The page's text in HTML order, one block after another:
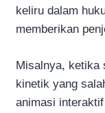
keliru dalam
memberikan
Misalnya, ketika
kinetik yang
animasi